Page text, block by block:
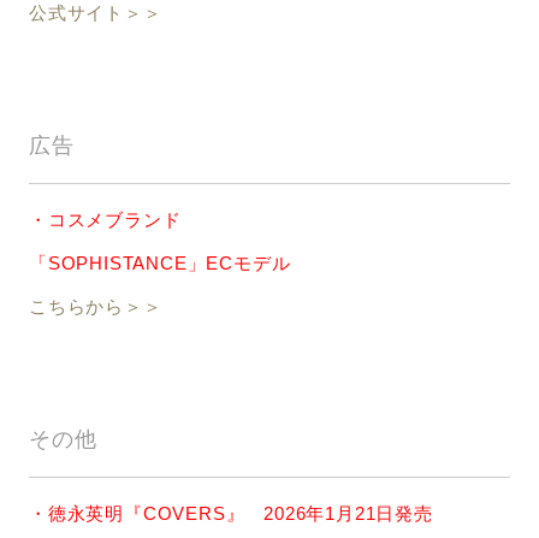
公式サイト＞＞
広告
・コスメブランド
「SOPHISTANCE」ECモデル
こちらから＞＞
その他
・徳永英明『COVERS』 2026年1月21日発売